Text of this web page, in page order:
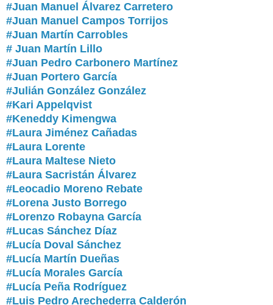
#Juan Manuel Álvarez Carretero
#Juan Manuel Campos Torrijos
#Juan Martín Carrobles
# Juan Martín Lillo
#Juan Pedro Carbonero Martínez
#Juan Portero García
#Julián González González
#Kari Appelqvist
#Keneddy Kimengwa
#Laura Jiménez Cañadas
#Laura Lorente
#Laura Maltese Nieto
#Laura Sacristán Álvarez
#Leocadio Moreno Rebate
#Lorena Justo Borrego
#Lorenzo Robayna García
#Lucas Sánchez Díaz
#Lucía Doval Sánchez
#Lucía Martín Dueñas
#Lucía Morales García
#Lucía Peña Rodríguez
#Luis Pedro Arechederra Calderón